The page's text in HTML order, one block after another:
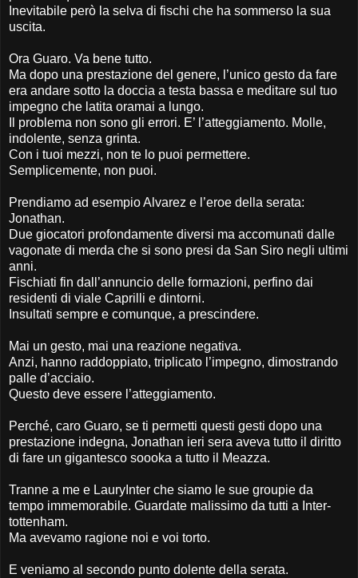
Inevitabile però la selva di fischi che ha sommerso la sua
uscita.
Ora Guaro. Va bene tutto.
Ma dopo una prestazione del genere, l’unico gesto da fare
era andare sotto la doccia a testa bassa e meditare sul tuo
impegno che latita oramai a lungo.
Il problema non sono gli errori. E’ l’atteggiamento. Molle,
indolente, senza grinta.
Con i tuoi mezzi, non te lo puoi permettere.
Semplicemente, non puoi.
Prendiamo ad esempio Alvarez e l’eroe della serata:
Jonathan.
Due giocatori profondamente diversi ma accomunati dalle
vagonate di merda che si sono presi da San Siro negli ultimi
anni.
Fischiati fin dall’annuncio delle formazioni, perfino dai
residenti di viale Caprilli e dintorni.
Insultati sempre e comunque, a prescindere.
Mai un gesto, mai una reazione negativa.
Anzi, hanno raddoppiato, triplicato l’impegno, dimostrando
palle d’acciaio.
Questo deve essere l’atteggiamento.
Perché, caro Guaro, se ti permetti questi gesti dopo una
prestazione indegna, Jonathan ieri sera aveva tutto il diritto
di fare un gigantesco soooka a tutto il Meazza.
Tranne a me e LauryInter che siamo le sue groupie da
tempo immemorabile. Guardate malissimo da tutti a Inter-
tottenham.
Ma avevamo ragione noi e voi torto.
E veniamo al secondo punto dolente della serata.